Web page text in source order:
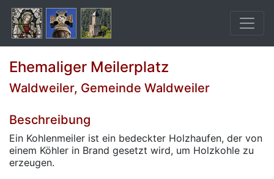
Ehemaliger Meilerplatz
Waldweiler, Gemeinde Waldweiler
Beschreibung
Ein Kohlenmeiler ist ein bedeckter Holzhaufen, der von
einem Köhler in Brand gesetzt wird, um Holzkohle zu
erzeugen.